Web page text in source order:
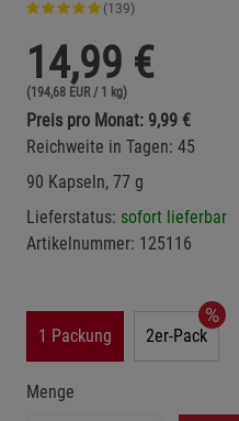
(139)
14,99 €
(194,68 EUR / 1 kg)
Preis pro Monat: 9,99 €
Reichweite in Tagen: 45
90 Kapseln, 77 g
Lieferstatus: sofort lieferbar
Artikelnummer: 125116
1 Packung 2er-Pack
Menge